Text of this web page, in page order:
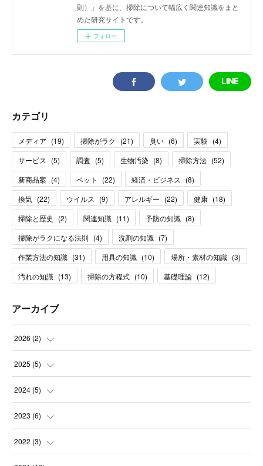
則）」を基に、掃除について幅広く関連知識をまと
めた研究サイトです。
フォロー
カテゴリ
メディア (19) 掃除がラク (21) 臭い (6) 実験 (4)
サービス
(5) 調査 (5) 生物汚染 (8) 掃除方法 (52)
新商品案 (4) ペット (22) 経済・ビジネス (8)
換気 (22) ウイルス (9) アレルギー (22) 健康 (18)
掃除と歴史
(2) 関連知識 (11) 予防の知識 (8)
掃除がラクになる法則 (4) 洗剤の知識 (7)
作業方法の知識 (31) 用具の知識 (10) 場所・素材の知識 (3)
汚れの知識 (13) 掃除の方程式 (10) 基礎理論 (12)
アーカイブ
2026 (2)
( )
( )
2025 (5)
( )
( )
(
(1
2024 (5)
( )
( )
(1
2023 (6)
( )
2022 (3)